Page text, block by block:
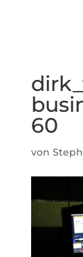
60
von